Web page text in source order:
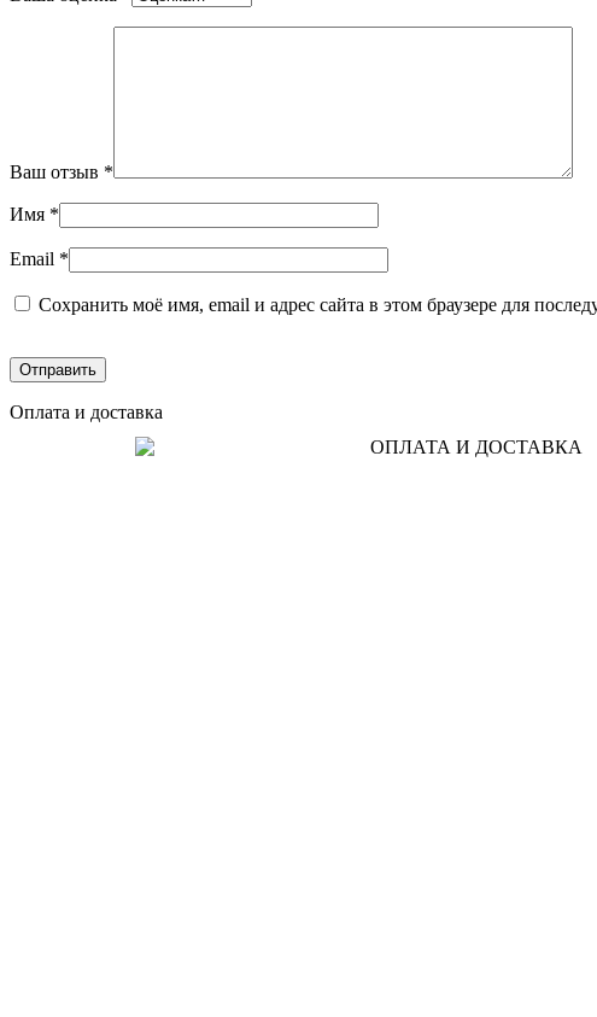
Ваш отзыв *
Имя *
Email *
Сохранить моё имя, email и адрес сайта в этом браузере для
Оплата и доставка